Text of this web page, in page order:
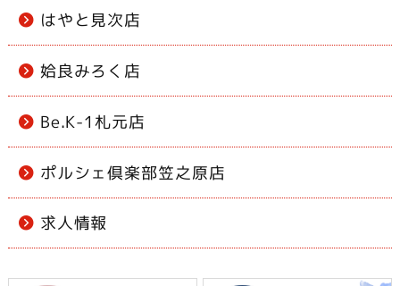
はやと見次店
姶良みろく店
Be.K-1札元店
ポルシェ倶楽部笠之原店
求人情報